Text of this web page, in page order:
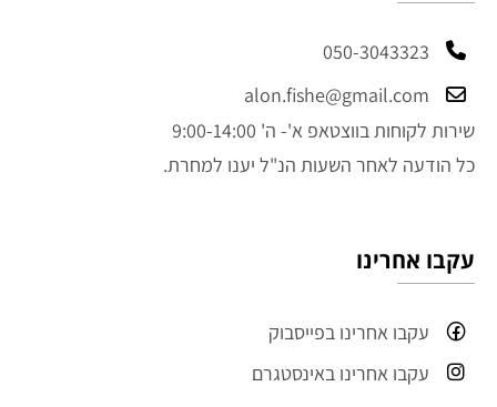
050-3043323
alon.fishe@gmail.com
שירות לקוחות בווצטאפ א'- ה' 9:00-14:00
כל הודעה לאחר השעות הנ"ל יענו למחרת.
עקבו אחרינו
עקבו אחרינו בפייסבוק
עקבו אחרינו באינסטגרם